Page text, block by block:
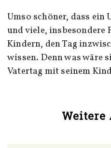
Umso schöner, dass
und viele, insbesondere
Kindern, den Tag
wissen. Denn was wäre
Vatertag mit seinem